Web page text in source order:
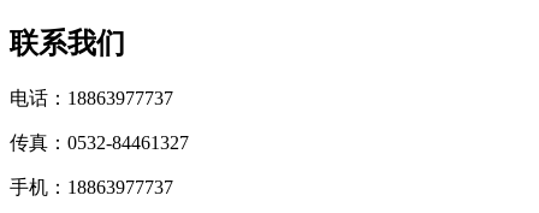
联系我们
电话：18863977737
传真：0532-84461327
手机：18863977737